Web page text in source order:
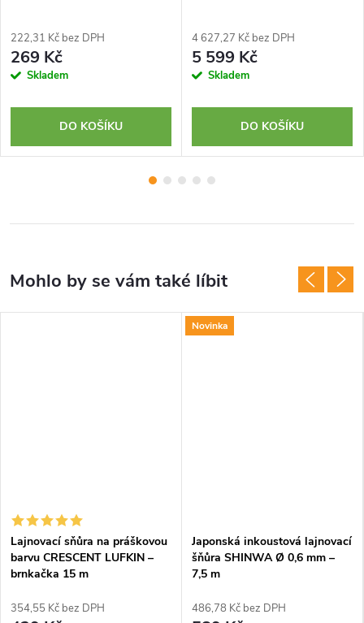
222,31 Kč bez DPH
269 Kč
Skladem
DO KOŠÍKU
4 627,27 Kč bez DPH
5 599 Kč
Skladem
DO KOŠÍKU
Lajnovací sňůra na práškovou
barvu CRESCENT LUFKIN –
brnkačka 15 m
354,55 Kč bez DPH
Novinka
Japonská inkoustová lajnovací
šňůra SHINWA Ø 0,6 mm –
7,5 m
486,78 Kč bez DPH